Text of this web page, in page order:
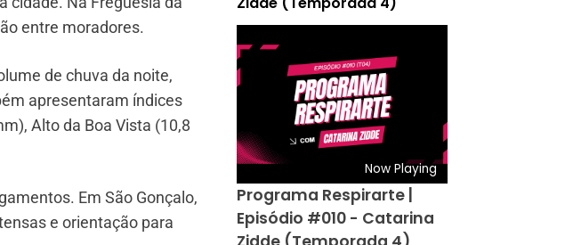
entre moradores.
de chuva da noite,
apresentaram índices
Alto da Boa Vista (10,8
Em São Gonçalo,
e orientação para
Now Playing
Programa Respirarte |
Episódio #010 - Catarina